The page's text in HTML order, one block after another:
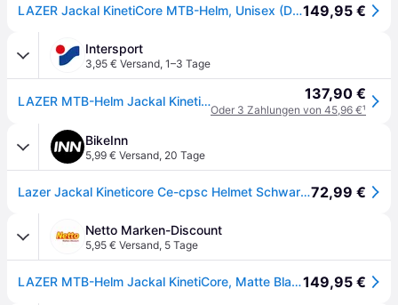
LAZER Jackal KinetiCore MTB-Helm, Unisex (Damen / Herren)149,95 €
Intersport
3,95 € Versand, 1–3 Tage
LAZER MTB-Helm Jackal KinetiCore, Matte Black 137,90 €
Oder 3 Zahlungen von 45,96 €¹
BikeInn
5,99 € Versand, 20 Tage
Lazer Jackal Kineticore Ce-cpsc Helmet Schwarz L72,99 €
Netto Marken-Discount
5,95 € Versand, 5 Tage
LAZER MTB-Helm Jackal KinetiCore, Matte Black149,95 €